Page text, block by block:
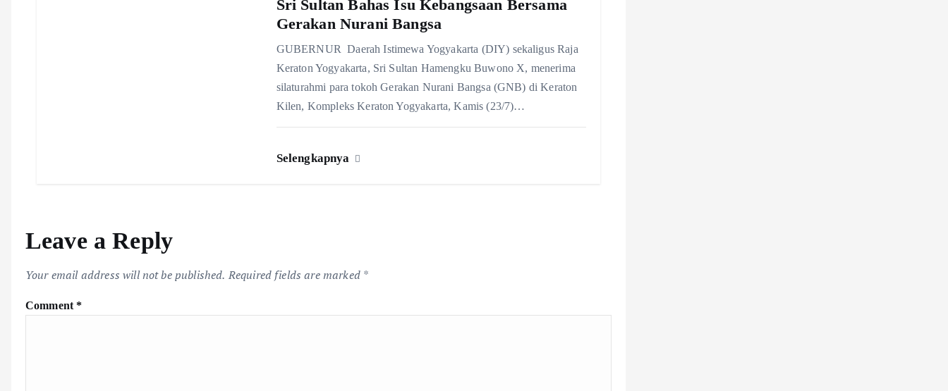
Sri Sultan Bahas Isu Kebangsaan Bersama
Gerakan Nurani Bangsa
GUBERNUR Daerah Istimewa Yogyakarta (DIY) sekaligus Raja
Keraton Yogyakarta, Sri Sultan Hamengku Buwono X, menerima
silaturahmi para tokoh Gerakan Nurani Bangsa (GNB) di Keraton
Kilen, Kompleks Keraton Yogyakarta, Kamis (23/7)…
Selengkapnya
Leave a Reply
Your email address will not be published. Required fields are marked *
Comment *